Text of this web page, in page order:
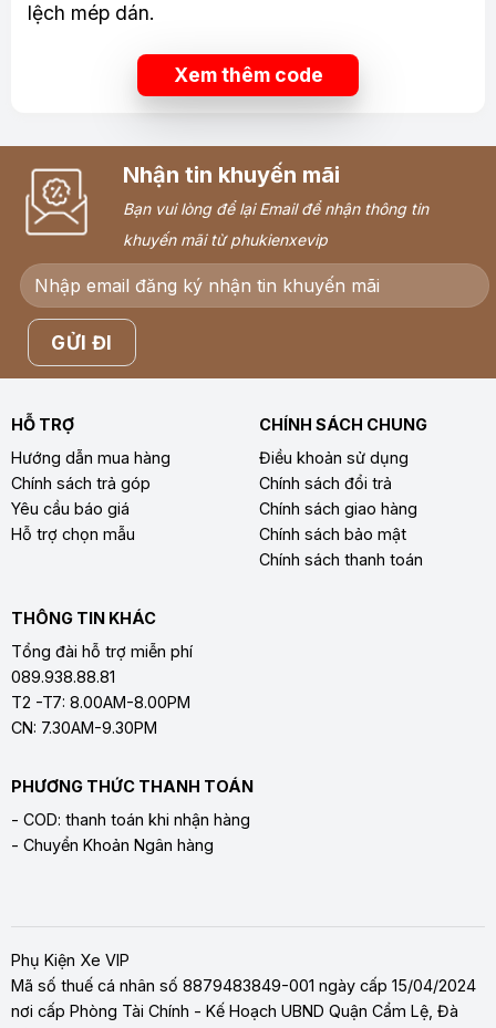
lệch mép dán.
Xem thêm code
Nhận tin khuyến mãi
Bạn vui lòng để lại Email để nhận thông tin
khuyến mãi từ phukienxevip
HỖ TRỢ
Hướng dẫn mua hàng
Chính sách trả góp
Yêu cầu báo giá
Hỗ trợ chọn mẫu
CHÍNH SÁCH CHUNG
Điều khoản sử dụng
Chính sách đổi trả
Chính sách giao hàng
Chính sách bảo mật
Chính sách thanh toán
THÔNG TIN KHÁC
Tổng đài hỗ trợ miễn phí
089.938.88.81
T2 -T7: 8.00AM-8.00PM
CN: 7.30AM-9.30PM
PHƯƠNG THỨC THANH TOÁN
- COD: thanh toán khi nhận hàng
- Chuyển Khoản Ngân hàng
Phụ Kiện Xe VIP
Mã số thuế cá nhân số 8879483849-001 ngày cấp 15/04/2024
nơi cấp Phòng Tài Chính - Kế Hoạch UBND Quận Cẩm Lệ, Đà